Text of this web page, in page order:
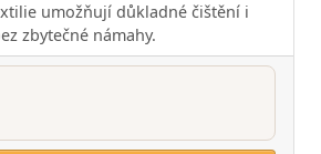
umožňují důkladné čištění i
zbytečné námahy.